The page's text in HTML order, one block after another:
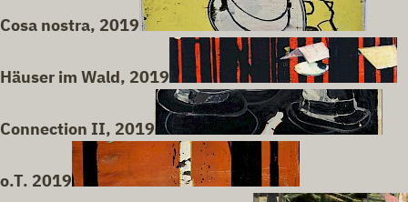
Cosa nostra, 2019
Häuser im Wald, 2019
Connection II, 2019
o.T. 2019